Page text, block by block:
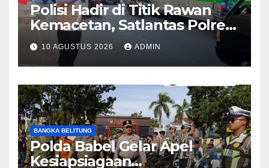
Polisi Hadir di Titik Rawan
Kemacetan, Satlantas Polres
Purwakarta Kawal Aktivitas
Pagi Masyarakat
10 AGUSTUS 2026 ADMIN
BANGKA BELITUNG
Polda Babel Gelar Apel
Kesiapsiagaan